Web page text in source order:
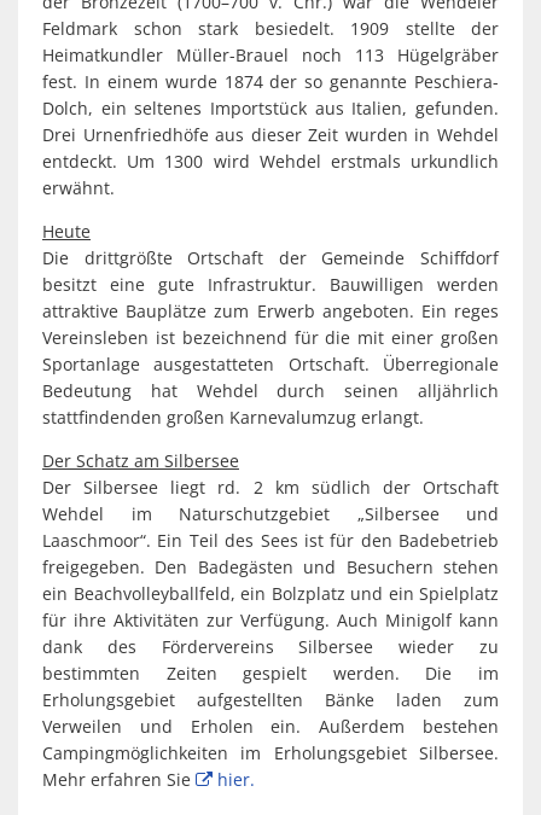
Feldmark schon stark besiedelt. 1909 stellte der
Heimatkundler Müller-Brauel noch 113 Hügelgräber
fest. In einem wurde 1874 der so genannte Peschiera-
Dolch, ein seltenes Importstück aus Italien, gefunden.
Drei Urnenfriedhöfe aus dieser Zeit wurden in Wehdel
entdeckt. Um 1300 wird Wehdel erstmals urkundlich
erwähnt.
Heute
Die drittgrößte Ortschaft der Gemeinde Schiffdorf
besitzt eine gute Infrastruktur. Bauwilligen werden
attraktive Bauplätze zum Erwerb angeboten. Ein reges
Vereinsleben ist bezeichnend für die mit einer großen
Sportanlage ausgestatteten Ortschaft. Überregionale
Bedeutung hat Wehdel durch seinen alljährlich
stattfindenden großen Karnevalumzug erlangt.
Der Schatz am Silbersee
Der Silbersee liegt rd. 2 km südlich der Ortschaft
Wehdel im Naturschutzgebiet „Silbersee und
Laaschmoor“. Ein Teil des Sees ist für den Badebetrieb
freigegeben. Den Badegästen und Besuchern stehen
ein Beachvolleyballfeld, ein Bolzplatz und ein Spielplatz
für ihre Aktivitäten zur Verfügung. Auch Minigolf kann
dank des Fördervereins Silbersee wieder zu
bestimmten Zeiten gespielt werden. Die im
Erholungsgebiet aufgestellten Bänke laden zum
Verweilen und Erholen ein. Außerdem bestehen
Campingmöglichkeiten im Erholungsgebiet Silbersee.
Mehr erfahren Sie
hier.